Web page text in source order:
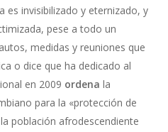
es invisibilizado y eternizado, y
pese a todo un
medidas y reuniones que
o dice que ha dedicado al
en 2009 ordena la
para la «protección de
población afrodescendiente